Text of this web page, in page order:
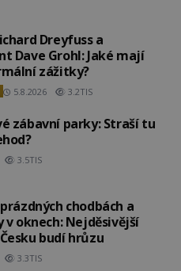
Dreyfuss a
Dave Grohl: Jaké mají
zážitky?
5.8.2026 3.2TIS
zábavní parky: Straší tu
3.5TIS
chodbách a
v oknech: Nejděsivější
budí hrůzu
3.3TIS